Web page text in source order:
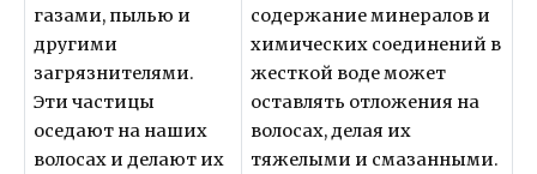
газами, пылью и
другими
загрязнителями.
Эти частицы
оседают на наших
волосах и делают их
содержание минералов и
химических соединений в
жесткой воде может
оставлять отложения на
волосах, делая их
тяжелыми и смазанными.